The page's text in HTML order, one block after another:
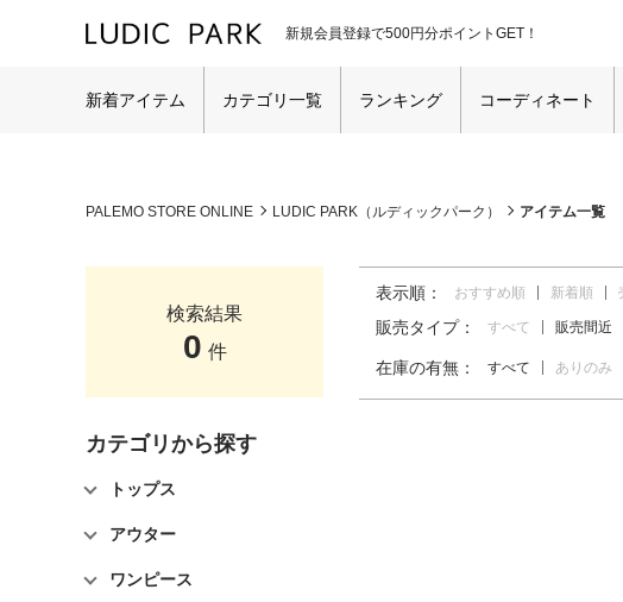
新規会員登録で500円分ポイントGET！
新着アイテム カテゴリ一覧 ランキング コーディネート
PALEMO STORE ONLINE LUDIC PARK（ルディックパーク） アイテム一覧
検索結果
0 件
カテゴリから探す
トップス
アウター
ワンピース
表示順： おすすめ順 新着順
販売タイプ： すべて 販売間近
在庫の有無： すべて ありのみ